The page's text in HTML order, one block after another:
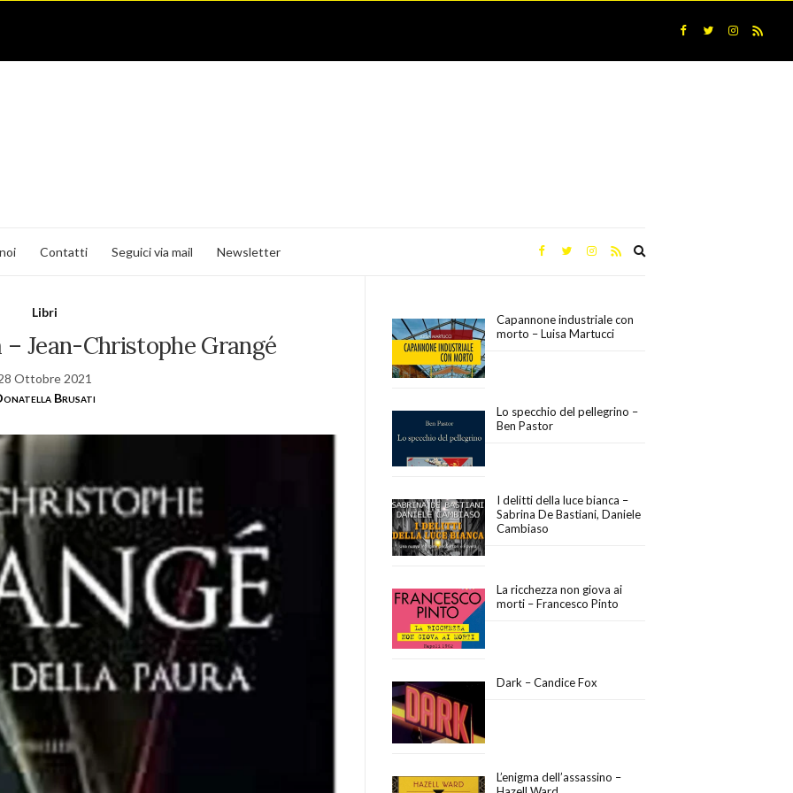
Contatti Seguici via mail Newsletter
Libri
– Jean-Christophe Grangé
Ottobre 2021
Brusati
Capannone industriale con
morto – Luisa Martucci
Lo specchio del pellegrino –
Ben Pastor
I delitti della luce bianca –
Sabrina De Bastiani, Daniele
Cambiaso
La ricchezza non giova ai
morti – Francesco Pinto
Dark – Candice Fox
L’enigma dell’assassino –